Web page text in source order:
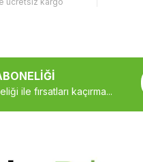
ile fırsatları kaçırma...